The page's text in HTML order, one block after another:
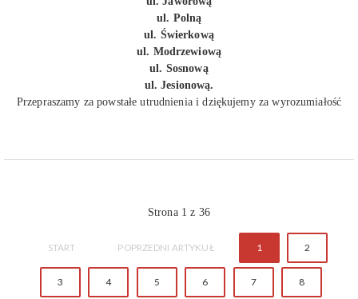
ul. Polną
ul. Świerkową
ul. Modrzewiową
ul. Sosnową
ul. Jesionową.
Przepraszamy za powstałe utrudnienia i dziękujemy za wyrozumiałość
Strona 1 z 36
START POPRZEDNI ARTYKUŁ 1 2
3 4 5 6 7 8